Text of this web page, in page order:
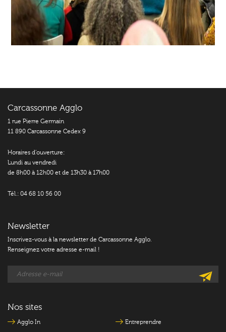
Carcassonne Agglo
1 rue Pierre Germain
11 890 Carcassonne Cedex 9
Horaires d’ouverture:
Lundi au vendredi
de 8h00 à 12h00 et de 13h30 à 17h00
Tél.: 04 68 10 56 00
Newsletter
Inscrivez-vous à la newsletter de Carcassonne Agglo.
Renseignez votre adresse e-mail !
Nos sites
Agglo In Entreprendre